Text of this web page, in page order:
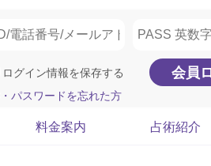
ログイン情報を保存する
パスワードを忘れた方
料金案内 占術紹介